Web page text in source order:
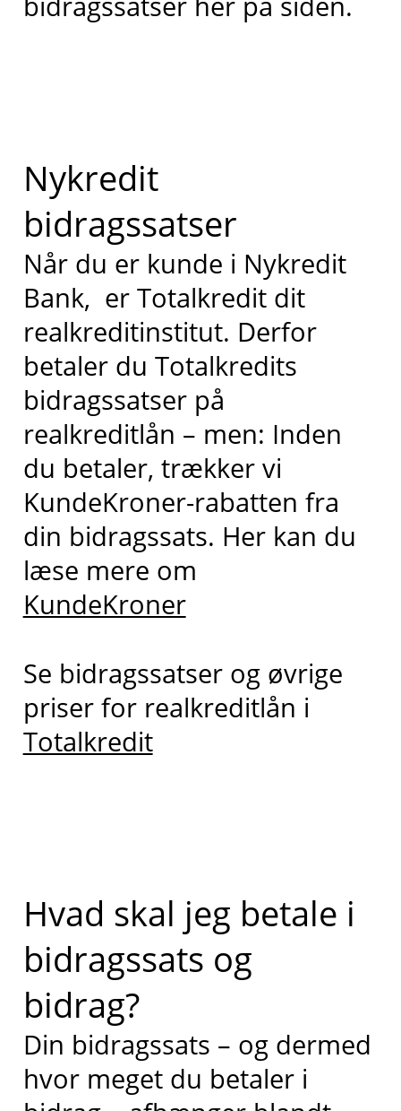
Nykredit
bidragssatser
Når du er kunde i Nykredit
Bank, er Totalkredit dit
realkreditinstitut. Derfor
betaler du Totalkredits
bidragssatser på
realkreditlån – men: Inden
du betaler, trækker vi
KundeKroner-rabatten fra
din bidragssats. Her kan du
læse mere om
KundeKroner
Se bidragssatser og øvrige
priser for realkreditlån i
Totalkredit
Hvad skal jeg betale i
bidragssats og
bidrag?
Din bidragssats – og dermed
hvor meget du betaler i